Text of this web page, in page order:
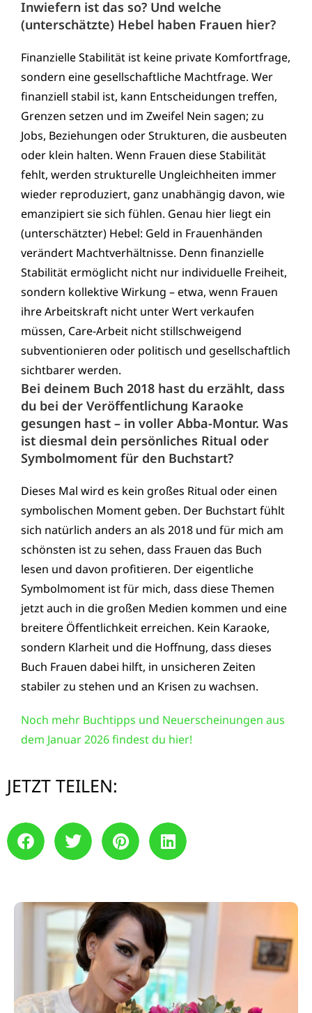
Inwiefern ist das so? Und welche
(unterschätzte) Hebel haben Frauen hier?
Finanzielle Stabilität ist keine private Komfortfrage,
sondern eine gesellschaftliche Machtfrage. Wer
finanziell stabil ist, kann Entscheidungen treffen,
Grenzen setzen und im Zweifel Nein sagen; zu
Jobs, Beziehungen oder Strukturen, die ausbeuten
oder klein halten. Wenn Frauen diese Stabilität
fehlt, werden strukturelle Ungleichheiten immer
wieder reproduziert, ganz unabhängig davon, wie
emanzipiert sie sich fühlen. Genau hier liegt ein
(unterschätzter) Hebel: Geld in Frauenhänden
verändert Machtverhältnisse. Denn finanzielle
Stabilität ermöglicht nicht nur individuelle Freiheit,
sondern kollektive Wirkung – etwa, wenn Frauen
ihre Arbeitskraft nicht unter Wert verkaufen
müssen, Care-Arbeit nicht stillschweigend
subventionieren oder politisch und gesellschaftlich
sichtbarer werden.
Bei deinem Buch 2018 hast du erzählt, dass
du bei der Veröffentlichung Karaoke
gesungen hast – in voller Abba-Montur. Was
ist diesmal dein persönliches Ritual oder
Symbolmoment für den Buchstart?
Dieses Mal wird es kein großes Ritual oder einen
symbolischen Moment geben. Der Buchstart fühlt
sich natürlich anders an als 2018 und für mich am
schönsten ist zu sehen, dass Frauen das Buch
lesen und davon profitieren. Der eigentliche
Symbolmoment ist für mich, dass diese Themen
jetzt auch in die großen Medien kommen und eine
breitere Öffentlichkeit erreichen. Kein Karaoke,
sondern Klarheit und die Hoffnung, dass dieses
Buch Frauen dabei hilft, in unsicheren Zeiten
stabiler zu stehen und an Krisen zu wachsen.
Noch mehr Buchtipps und Neuerscheinungen aus
dem Januar 2026 findest du hier!
JETZT TEILEN: